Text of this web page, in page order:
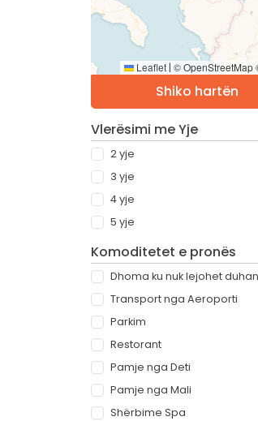
Leaflet | © OpenStreetMap
Shiko hartën
Vlerësimi me Yje
2 yje
3 yje
4 yje
5 yje
Komoditetet e pronës
Dhoma ku nuk lejohet
Transport nga Aeroporti
Parkim
Restorant
Pamje nga Deti
Pamje nga Mali
Shërbime Spa